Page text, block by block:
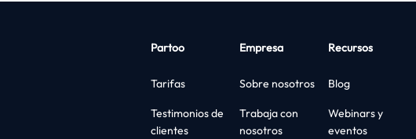
Partoo
Tarifas
Testimonios de
clientes
Empresa
Sobre nosotros
Trabaja con
nosotros
Recursos
Blog
Webinars y
eventos